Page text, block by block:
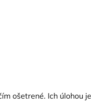
ošetrené. Ich úlohou